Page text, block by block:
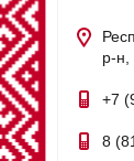
р-н,
+7
8